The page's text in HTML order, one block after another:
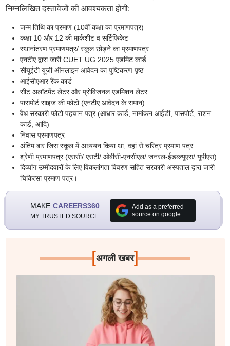
निम्नलिखित दस्तावेजों की आवश्यकता होगी:
जन्म तिथि का प्रमाण (10वीं कक्षा का प्रमाणपत्र)
कक्षा 10 और 12 की मार्कशीट व सर्टिफिकेट
स्थानांतरण प्रमाणपत्र/ स्कूल छोड़ने का प्रमाणपत्र
एनटीए द्वारा जारी CUET UG 2025 एडमिट कार्ड
सीयूईटी यूजी ऑनलाइन आवेदन का पुष्टिकरण पृष्ठ
आईसीएआर रैंक कार्ड
सीट अलॉटमेंट लेटर और प्रोविजनल एडमिशन लेटर
पासपोर्ट साइज की फोटो (एनटीए आवेदन के समान)
वैध सरकारी फोटो पहचान पत्र (आधार कार्ड, नामांकन आईडी, पासपोर्ट, राशन
कार्ड, आदि)
निवास प्रमाणपत्र
अंतिम बार जिस स्कूल में अध्ययन किया था, वहां से चरित्र प्रमाण पत्र
श्रेणी प्रमाणपत्र (एससी/ एसटी/ ओबीसी-एनसीएल/ जनरल-ईडब्ल्यूएस/ यूपीएस)
दिव्यांग उम्मीदवारों के लिए विकलांगता विवरण सहित सरकारी अस्पताल द्वारा जारी
चिकित्सा प्रमाण पत्र।
MAKE CAREERS360
MY TRUSTED SOURCE
Add as a preferred
source on google
[अगली खबर]